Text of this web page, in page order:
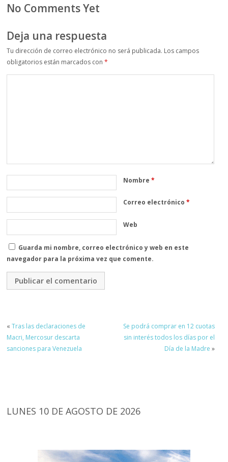
No Comments Yet
Deja una respuesta
Tu dirección de correo electrónico no será publicada. Los campos
obligatorios están marcados con*
Nombre*
Correo electrónico*
Web
Guarda mi nombre, correo electrónico y web en este
navegador para la próxima vez que comente.
«Tras las declaraciones de
Macri, Mercosur descarta
sanciones para Venezuela
Se podrá comprar en 12 cuotas
sin interés todos los días por el
Día de la Madre »
LUNES 10 DE AGOSTO DE 2026